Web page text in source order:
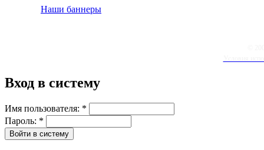
Наши баннеры
Вход в систему
Имя пользователя: *
Пароль: *